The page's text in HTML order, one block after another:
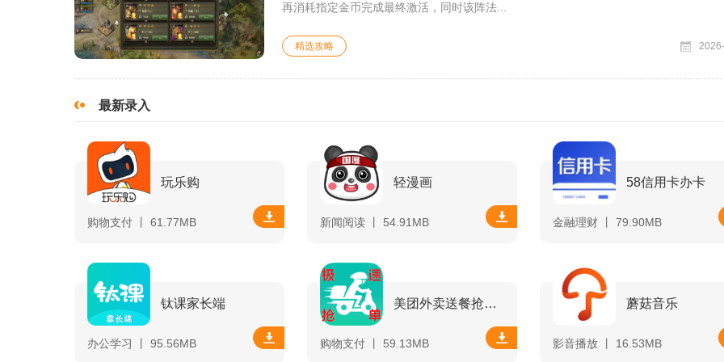
再消耗指定金币完成最终激活，同时该阵法...
精选攻略
最新录入
玩乐购
购物支付 丨 61.77MB
轻漫画
新闻阅读 丨 54.91MB
58信用卡办卡
金融理财 丨 79.90MB
钛课家长端
办公学习 丨 95.56MB
美团外卖送餐抢单软件
购物支付 丨 59.13MB
蘑菇音乐
影音播放 丨 16.53MB